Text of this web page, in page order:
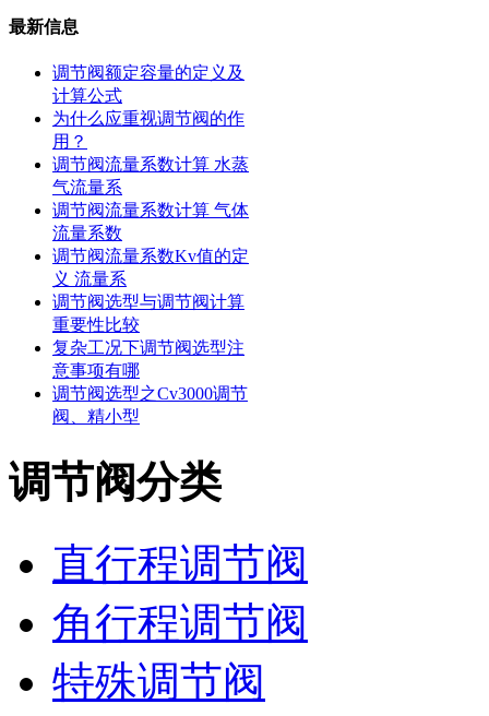
最新信息
调节阀额定容量的定义及
计算公式
为什么应重视调节阀的作
用？
调节阀流量系数计算 水蒸
气流量系
调节阀流量系数计算 气体
流量系数
调节阀流量系数Kv值的定
义 流量系
调节阀选型与调节阀计算
重要性比较
复杂工况下调节阀选型注
意事项有哪
调节阀选型之Cv3000调节
阀、精小型
调节阀分类
直行程调节阀
角行程调节阀
特殊调节阀